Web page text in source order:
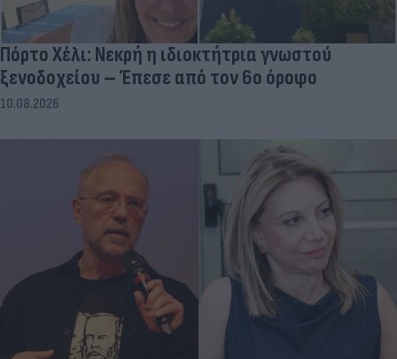
Πόρτο Χέλι: Νεκρή η ιδιοκτήτρια γνωστού
ξενοδοχείου – Έπεσε από τον 6ο όροφο
10.08.2026